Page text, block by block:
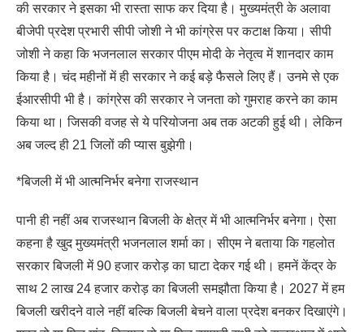
की सरकार ने इसका भी रास्ता साफ कर दिया है। मुख्यमंत्री के अलावा
बीजेपी प्रदेश प्रभारी सीपी जोशी ने भी कांग्रेस पर कटाक्ष किया। सीपी
जोशी ने कहा कि भजनलाल सरकार पीएम मोदी के नेतृत्व में शानदार काम
किया है। चंद महीनों में ही सरकार ने कई बड़े फैसले लिए हैं। उनमे से एक
ईआरसीपी भी है। कांग्रेस की सरकार ने जनता को गुमराह करने का काम
किया था। जिसकी वजह से ये परियोजना अब तक अटकी हुई थी। लेकिन
अब जल्द ही 21 जिलों की प्यास बुझेगी।
*बिजली में भी आत्मनिर्भर बनेगा राजस्थान
पानी ही नहीं अब राजस्थान बिजली के क्षेत्र में भी आत्मनिर्भर बनेगा। ऐसा
कहना है खुद मुख्यमंत्री भजनलाल शर्मा का। सीएम ने बताया कि गहलोत
सरकार बिजली में 90 हजार करोड़ का घाटा देकर गई थी। हमनें केंद्र के
साथ 2 लाख 24 हजार करोड़ का बिजली समझौता किया है। 2027 में हम
बिजली खरीदने वाले नहीं बल्कि बिजली बेचने वाला प्रदेश बनकर दिखाएंगे।